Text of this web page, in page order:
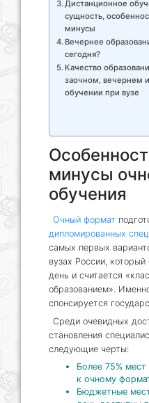
Дистанционное
сущность,
минусы
Вечернее
сегодня?
Качество
заочном, вечернем
обучении при вузе
минусы
обучения
Очный формат
дипломированных
самых первых
вузах России,
день и считается
образованием».
спонсируется
Среди очевидных
становления
следующие черты:
Более 75% мест
к очному
Бюджетные